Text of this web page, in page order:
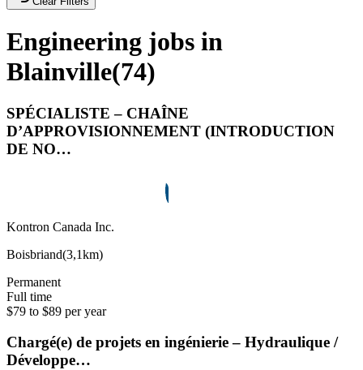
Engineering jobs in
Blainville(74)
SPÉCIALISTE – CHAÎNE
D’APPROVISIONNEMENT (INTRODUCTION
DE NO…
Kontron Canada Inc.
Boisbriand(3,1km)
Permanent
Full time
$79 to $89 per year
Chargé(e) de projets en ingénierie – Hydraulique /
Développe…